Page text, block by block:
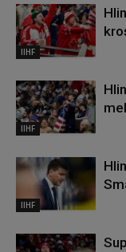
IIHF
IIHF
IIHF